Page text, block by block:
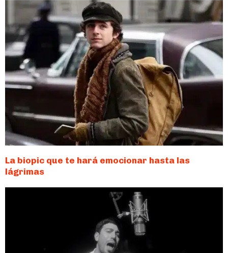
La biopic que te hará emocionar hasta las
lágrimas